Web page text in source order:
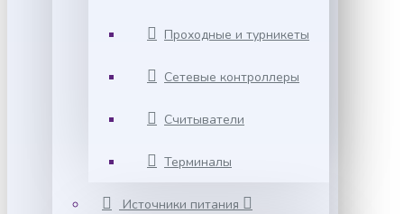
Проходные и турникеты
Сетевые контроллеры
Считыватели
Терминалы
Источники питания